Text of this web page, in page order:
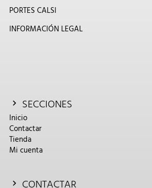
PORTES CALSI
INFORMACIÓN LEGAL
SECCIONES
Inicio
Contactar
Tienda
Mi cuenta